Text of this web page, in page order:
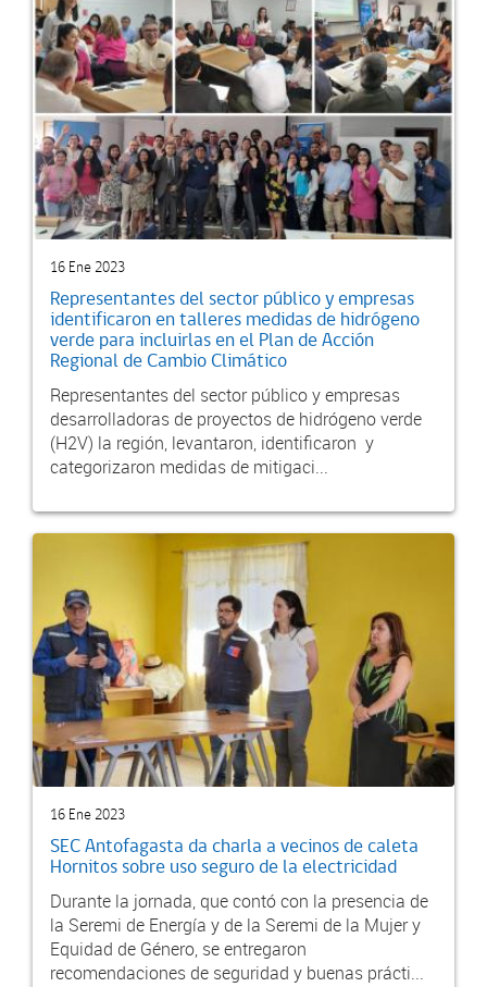
16 Ene 2023
Representantes del sector público y empresas
identificaron en talleres medidas de hidrógeno
verde para incluirlas en el Plan de Acción
Regional de Cambio Climático
Representantes del sector público y empresas
desarrolladoras de proyectos de hidrógeno verde
(H2V) la región, levantaron, identificaron y
categorizaron medidas de mitigaci...
16 Ene 2023
SEC Antofagasta da charla a vecinos de caleta
Hornitos sobre uso seguro de la electricidad
Durante la jornada, que contó con la presencia de
la Seremi de Energía y de la Seremi de la Mujer y
Equidad de Género, se entregaron
recomendaciones de seguridad y buenas prácti...